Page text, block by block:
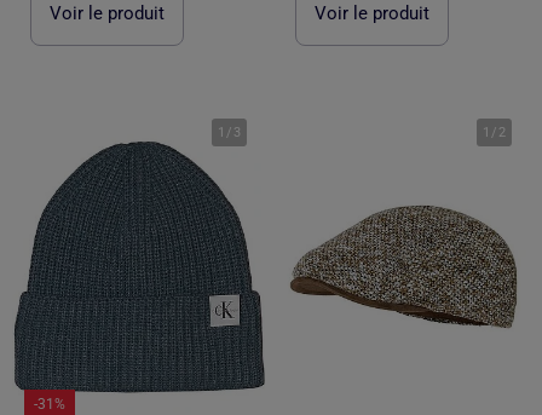
Voir le produit Voir le produit
1 / 3
-31%
1 / 2